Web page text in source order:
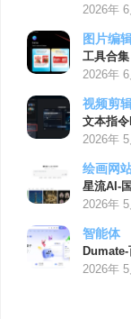
2026年 6
图片编
工具合
2026年 6
视频剪
文本指
2026年 5
绘画网
星流AI-
2026年 5
智能体
2026年 5